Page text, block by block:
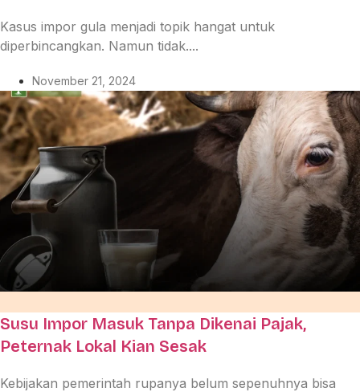
Kasus impor gula menjadi topik hangat untuk
diperbincangkan. Namun tidak....
November 21, 2024
Susu Impor Masuk Tanpa Dikenai Pajak,
Peternak Lokal Kian Sesak
Kebijakan pemerintah rupanya belum sepenuhnya bisa